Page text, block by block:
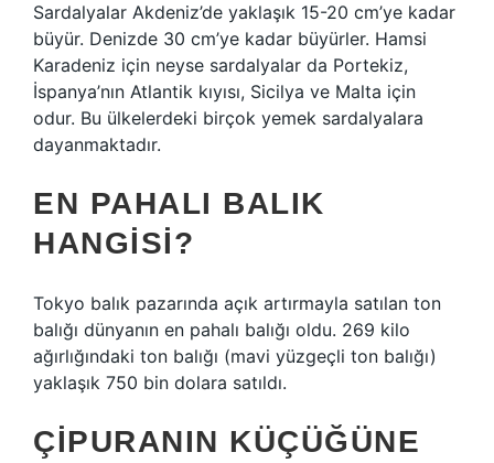
Sardalyalar Akdeniz’de yaklaşık 15-20 cm’ye kadar
büyür. Denizde 30 cm’ye kadar büyürler. Hamsi
Karadeniz için neyse sardalyalar da Portekiz,
İspanya’nın Atlantik kıyısı, Sicilya ve Malta için
odur. Bu ülkelerdeki birçok yemek sardalyalara
dayanmaktadır.
EN PAHALI BALIK
HANGISI?
Tokyo balık pazarında açık artırmayla satılan ton
balığı dünyanın en pahalı balığı oldu. 269 kilo
ağırlığındaki ton balığı (mavi yüzgeçli ton balığı)
yaklaşık 750 bin dolara satıldı.
ÇIPURANIN KÜÇÜĞÜNE